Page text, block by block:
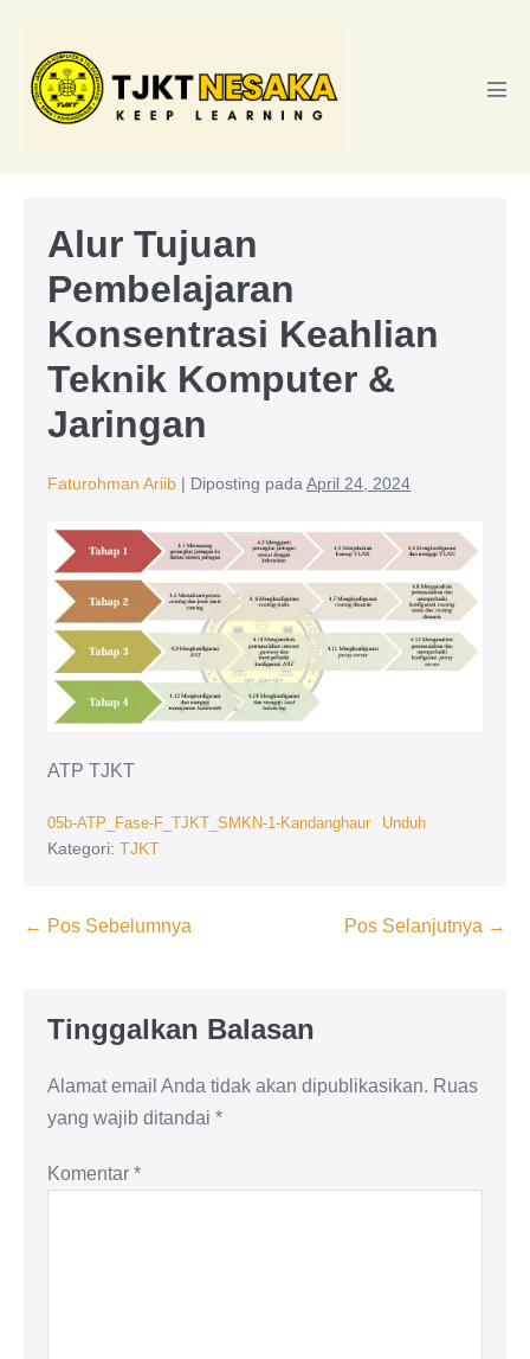
konten
Alur Tujuan
Pembelajaran
Konsentrasi Keahlian
Teknik Komputer &
Jaringan
Faturohman Ariib | Diposting pada April 24, 2024
ATP TJKT
05b-ATP_Fase-F_TJKT_SMKN-1-Kandanghaur Unduh
Kategori: TJKT
Navigasi
← Pos Sebelumnya Pos Selanjutnya →
Tinggalkan Balasan
Alamat email Anda tidak akan dipublikasikan. Ruas
yang wajib ditandai *
Komentar *